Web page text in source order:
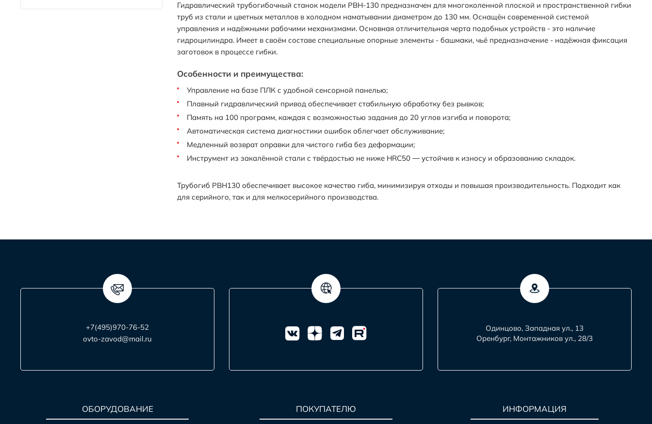
Гидравлический трубогибочный станок модели PBH-130 предназначен для многоколенной плоской и пространственной гибки
труб из стали и цветных металлов в холодном наматывании диаметром до 130 мм. Оснащён современной системой
управления и надёжными рабочими механизмами. Основная отличительная черта подобных устройств - это наличие
гидроцилиндра. Имеет в своём составе специальные опорные элементы - башмаки, чьё предназначение - надёжная фиксация
заготовок в процессе гибки.
Особенности и преимущества:
Управление на базе ПЛК с удобной сенсорной панелью;
Плавный гидравлический привод обеспечивает стабильную обработку без рывков;
Память на 100 программ, каждая с возможностью задания до 20 углов изгиба и поворота;
Автоматическая система диагностики ошибок облегчает обслуживание;
Медленный возврат оправки для чистого гиба без деформации;
Инструмент из закалённой стали с твёрдостью не ниже HRC50 — устойчив к износу и образованию складок.
Трубогиб PBH130 обеспечивает высокое качество гиба, минимизируя отходы и повышая производительность. Подходит как
для серийного, так и для мелкосерийного производства.
+7(495)970-76-52
ovto-zavod@mail.ru
Одинцово, Западная ул., 13
Оренбург, Монтажников ул., 28/3
ОБОРУДОВАНИЕ ПОКУПАТЕЛЮ ИНФОРМАЦИЯ